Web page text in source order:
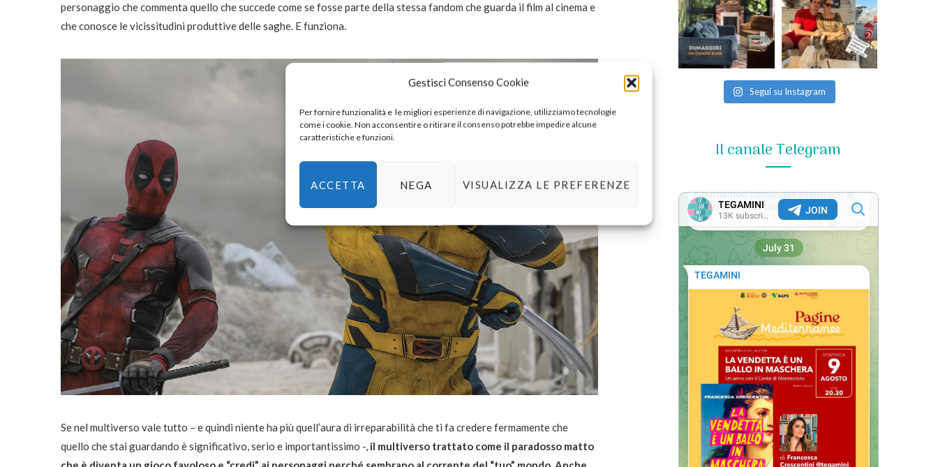
Gestisci Consenso Cookie
Per fornire funzionalità e le migliori esperienze di navigazione, utilizziamo tecnologie
come i cookie. Non acconsentire o ritirare il consenso potrebbe impedire alcune
caratteristiche e funzioni.
ACCETTA NEGA VISUALIZZA LE PREFERENZE
personaggio che commenta quello che succede come se fosse parte della stessa fandom che guarda il film al cinema e
che conosce le vicissitudini produttive delle saghe. E funziona.
Se nel multiverso vale tutto – e quindi niente ha più quell’aura di irreparabilità che ti fa credere fermamente che
quello che stai guardando è significativo, serio e importantissimo -, il multiverso trattato come il paradosso matto
Segui su Instagram
Il canale Telegram